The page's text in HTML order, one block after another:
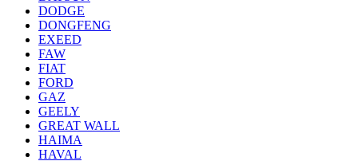
DODGE
DONGFENG
EXEED
FAW
FIAT
FORD
GAZ
GEELY
GREAT WALL
HAIMA
HAVAL